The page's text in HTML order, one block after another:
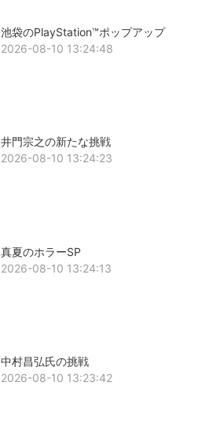
池袋のPlayStation™ポップアップ
2026-08-10 13:24:48
井門宗之の新たな挑戦
2026-08-10 13:24:23
真夏のホラーSP
2026-08-10 13:24:13
中村昌弘氏の挑戦
2026-08-10 13:23:42